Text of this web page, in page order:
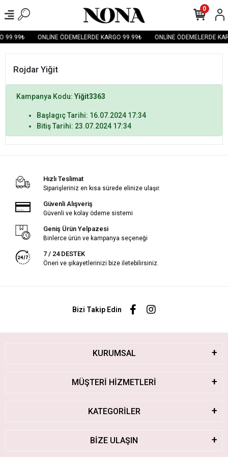
99.99₺ ONLİNE ÖDEMELERDE KARGO 99.99₺ ONLİNE ÖDEMELERDE
0
Rojdar Yiğit
Kampanya Kodu: Yiğit3363
Başlagıç Tarihi: 16.07.2024 17:34
Bitiş Tarihi: 23.07.2024 17:34
Hızlı Teslimat
Siparişleriniz en kısa sürede elinize ulaşır.
Güvenli Alışveriş
Güvenli ve kolay ödeme sistemi
Geniş Ürün Yelpazesi
Binlerce ürün ve kampanya seçeneği
7 / 24 DESTEK
Öneri ve şikayetlerinizi bize iletebilirsiniz.
Bizi Takip Edin
KURUMSAL
MÜŞTERİ HİZMETLERİ
KATEGORİLER
BİZE ULAŞIN